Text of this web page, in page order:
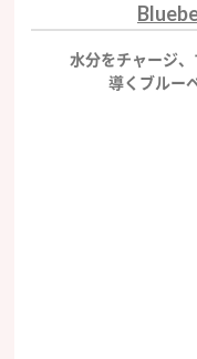
水分をチャージ
導くブルー